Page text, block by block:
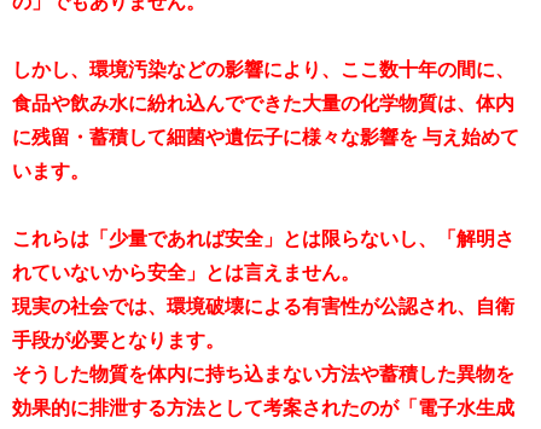
しかし、環境汚染などの影響により、ここ数十年の間に、
食品や飲み水に紛れ込んでできた大量の化学物質は、体内
に残留・蓄積して細菌や遺伝子に様々な影響を 与え始めて
います。
これらは「少量であれば安全」とは限らないし、「解明さ
れていないから安全」とは言えません。
現実の社会では、環境破壊による有害性が公認され、自衛
手段が必要となります。
そうした物質を体内に持ち込まない方法や蓄積した異物を
効果的に排泄する方法として考案されたのが「電子水生成